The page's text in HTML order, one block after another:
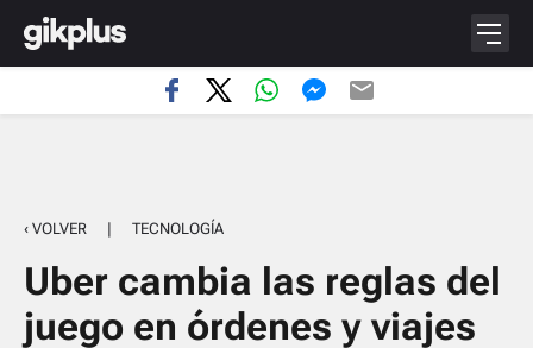
‹ VOLVER | TECNOLOGÍA
Uber cambia las reglas del
juego en órdenes y viajes